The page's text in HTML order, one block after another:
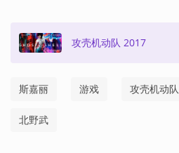
攻壳机动队 2017
斯嘉丽 游戏 攻壳机动队
北野武